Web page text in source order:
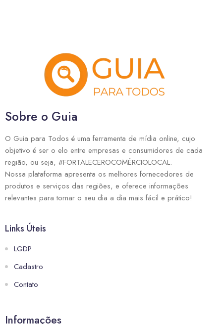
Sobre o Guia
O Guia para Todos é uma ferramenta de mídia online, cujo
objetivo é ser o elo entre empresas e consumidores de cada
região, ou seja, #FORTALECEROCOMÉRCIOLOCAL.
Nossa plataforma apresenta os melhores fornecedores de
produtos e serviços das regiões, e oferece informações
relevantes para tornar o seu dia a dia mais fácil e prático!
Links Úteis
LGDP
Cadastro
Contato
Informações